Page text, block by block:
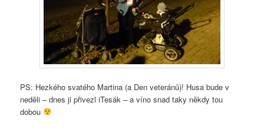
PS: Hezkého svatého Martina (a Den veteránů)! Husa bude v
neděli – dnes ji přivezl iTesák – a víno snad taky někdy tou
dobou